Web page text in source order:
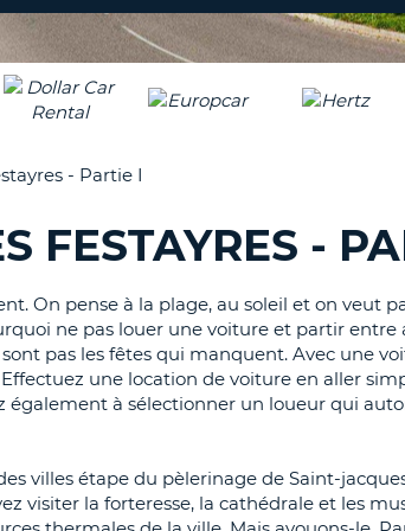
- Partie I
FESTAYRES -
On pense à la plage, au soleil et on veut
ne pas louer une voiture et partir entre
sont pas les fêtes qui manquent. Avec une
Effectuez une location de voiture en aller
également à sélectionner un loueur qui
villes étape du pèlerinage de Saint-
visiter la forteresse, la cathédrale et les